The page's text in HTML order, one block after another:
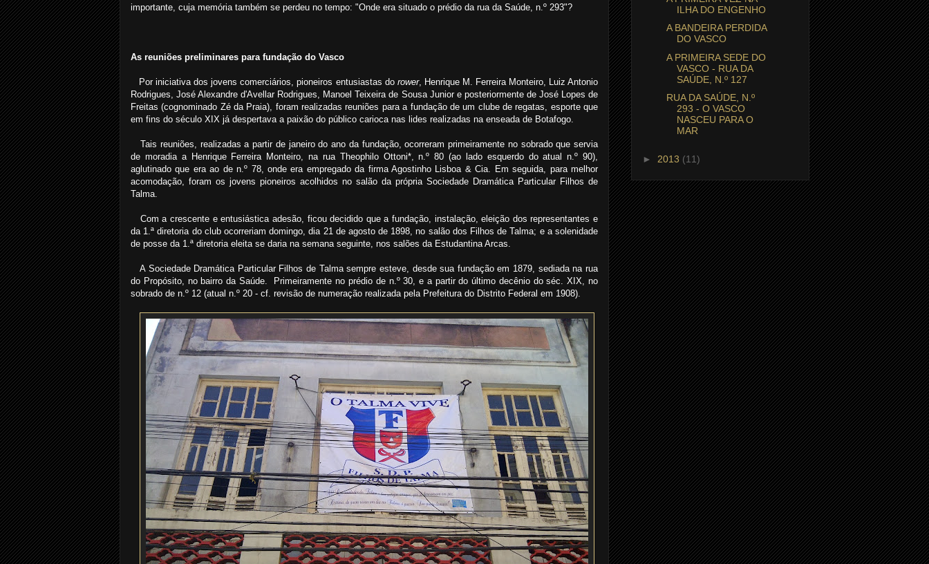
importante, cuja memória também se perdeu no tempo: "Onde era situado o prédio da rua da Saúde, n.º 293"?
As reuniões preliminares para fundação do Vasco
Por iniciativa dos jovens comerciários, pioneiros entusiastas do rower, Henrique M. Ferreira Monteiro, Luiz Antonio
Rodrigues, José Alexandre d'Avellar Rodrigues, Manoel Teixeira de Sousa Junior e posteriormente de José Lopes de
Freitas (cognominado Zé da Praia), foram realizadas reuniões para a fundação de um clube de regatas, esporte que
em fins do século XIX já despertava a paixão do público carioca nas lides realizadas na enseada de Botafogo.
Tais reuniões, realizadas a partir de janeiro do ano da fundação, ocorreram primeiramente no sobrado que servia
de moradia a Henrique Ferreira Monteiro, na rua Theophilo Ottoni*, n.º 80 (ao lado esquerdo do atual n.º 90),
aglutinado que era ao de n.º 78, onde era empregado da firma Agostinho Lisboa & Cia. Em seguida, para melhor
acomodação, foram os jovens pioneiros acolhidos no salão da própria Sociedade Dramática Particular Filhos de
Talma.
Com a crescente e entusiástica adesão, ficou decidido que a fundação, instalação, eleição dos representantes e
da 1.ª diretoria do club ocorreriam domingo, dia 21 de agosto de 1898, no salão dos Filhos de Talma; e a solenidade
de posse da 1.ª diretoria eleita se daria na semana seguinte, nos salões da Estudantina Arcas.
A Sociedade Dramática Particular Filhos de Talma sempre esteve, desde sua fundação em 1879, sediada na rua
do Propósito, no bairro da Saúde. Primeiramente no prédio de n.º 30, e a partir do último decênio do séc. XIX, no
sobrado de n.º 12 (atual n.º 20 - cf. revisão de numeração realizada pela Prefeitura do Distrito Federal em 1908).
ILHA DO ENGENHO
A BANDEIRA PERDIDA
DO VASCO
A PRIMEIRA SEDE DO
VASCO - RUA DA
SAÚDE, N.º 127
RUA DA SAÚDE, N.º
293 - O VASCO
NASCEU PARA O
MAR
► 2013 (11)